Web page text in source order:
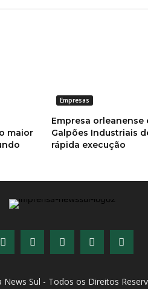
maior
Empresas
Empresa orleanense
Galpões Industriais
rápida execução
Sul - Todos os Direitos